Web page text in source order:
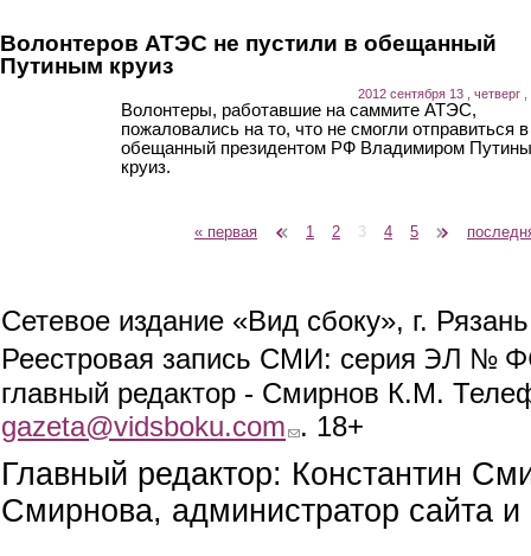
Волонтеров АТЭС не пустили в обещанный
Путиным круиз
2012 сентября 13 , четверг ,
Волонтеры, работавшие на саммите АТЭС,
пожаловались на то, что не смогли отправиться в
обещанный президентом РФ Владимиром
круиз.
« первая 1 2 3 4 5
Сетевое издание «Вид сбоку», г.
Реестровая запись СМИ: серия ЭЛ №
главный редактор - Смирнов К.М.
gazeta@vidsboku.com (link sends e-mail)
. 18+
Главный редактор: Константин
Смирнова, администратор сайта